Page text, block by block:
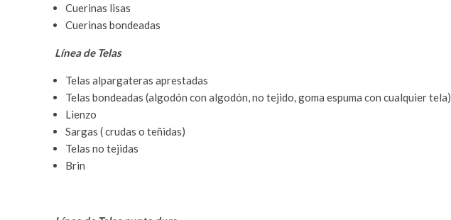
Cuerinas lisas
Cuerinas bondeadas
Línea de Telas
Telas alpargateras aprestadas
Telas bondeadas (algodón con algodón, no tejido, goma espuma con cualquier tela)
Lienzo
Sargas ( crudas o teñidas)
Telas no tejidas
Brin